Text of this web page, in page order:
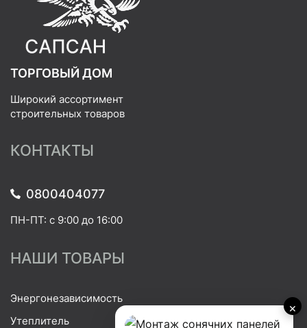
×
ТОРГОВЫЙ ДОМ
Широкий ассортимент
строительных товаров
КОНТАКТЫ
0800404077
ПН-ПТ: с 9:00 до 16:00
НАШИ ТОВАРЫ
Энергонезависимость
Утеплитель